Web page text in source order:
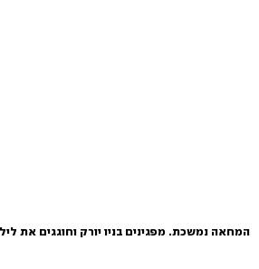
המחאה נמשכת. מפגינים בניו יורק וחוגגים את